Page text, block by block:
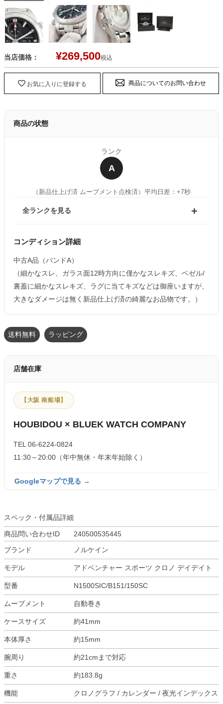
当店価格： ¥269,500税込
お気に入りに登録する 商品についてのお問い合わせ
商品の状態
ランク
A
（新品仕上げ済 ムーブメント点検済） 平均日差：+7秒
全ランクを見る
コンディション詳細
中古A品（バンドA）
（細かなスレ、ガラス面12時方向に僅かなスレキズ、ベゼル/
裏蓋に細かなスレキズ、ラグに当てキズなどは御座いますが、
大きなダメージは無く新品仕上げ済の綺麗なお品物です。）
送料無料 ラッピング
店舗在庫
【大阪 南船場】
HOUBIDOU × BLUEK WATCH COMPANY
TEL 06-6224-0824
11:30～20:00（年中無休・年末年始除く）
Googleマップで見る →
スペック・付属品詳細
商品問い合わせID
240500535445
ブランド
ノルケイン
モデル アドベンチャー スポーツ クロノ デイデイト
型番 N1500SIC/B151/150SC
ムーブメント 自動巻き
ケースサイズ 約41mm
本体厚さ 約15mm
腕周り 約21cmまで対応
重さ 約183.8g
機能 クロノグラフ / カレンダー / 夜光インデックス